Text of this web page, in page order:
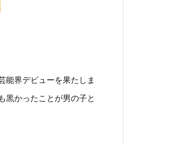
能界デビューを果たしま
黒かったことが男の子と